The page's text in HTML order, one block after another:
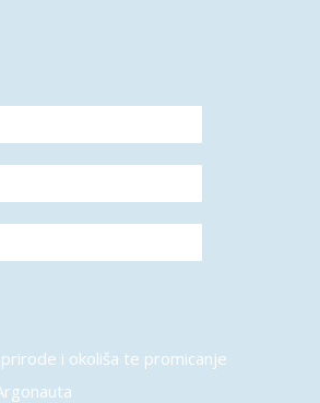
i okoliša te promicanje